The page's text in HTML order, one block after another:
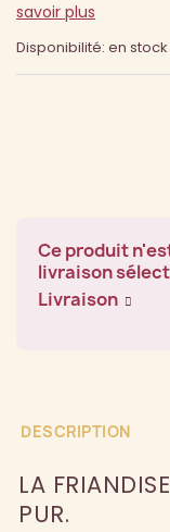
savoir plus
Disponibilité: en stock
Ce produit
livraison
Livraison
DESCRIPTION
LA
PUR.